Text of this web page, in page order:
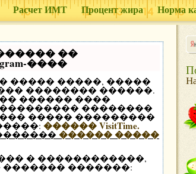
Расчет ИМТ Процент жира Норма
��
����
����� �����, �����
�������� ������.
������ ����
��������
����� ���������
������ VisitTime.
������ �����
� ������������,
�������: